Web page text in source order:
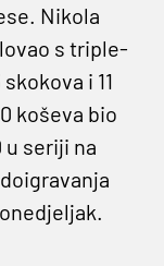
Nikola
s triple-
i 11
koševa bio
seriji na